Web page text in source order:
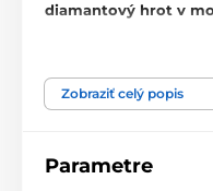
diamantový hrot v
Zobraziť celý popis
Parametre